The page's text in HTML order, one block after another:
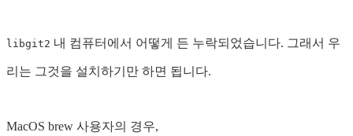
libgit2 내 컴퓨터에서 어떻게 든 누락되었습니다. 그래서 우
리는 그것을 설치하기만 하면 됩니다.
MacOS brew 사용자의 경우,